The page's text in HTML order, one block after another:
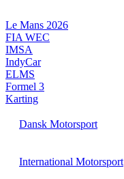
til
indhold
Le Mans 2026
FIA WEC
IMSA
IndyCar
ELMS
Formel 3
Karting
Dansk Motorsport
International Motorsport